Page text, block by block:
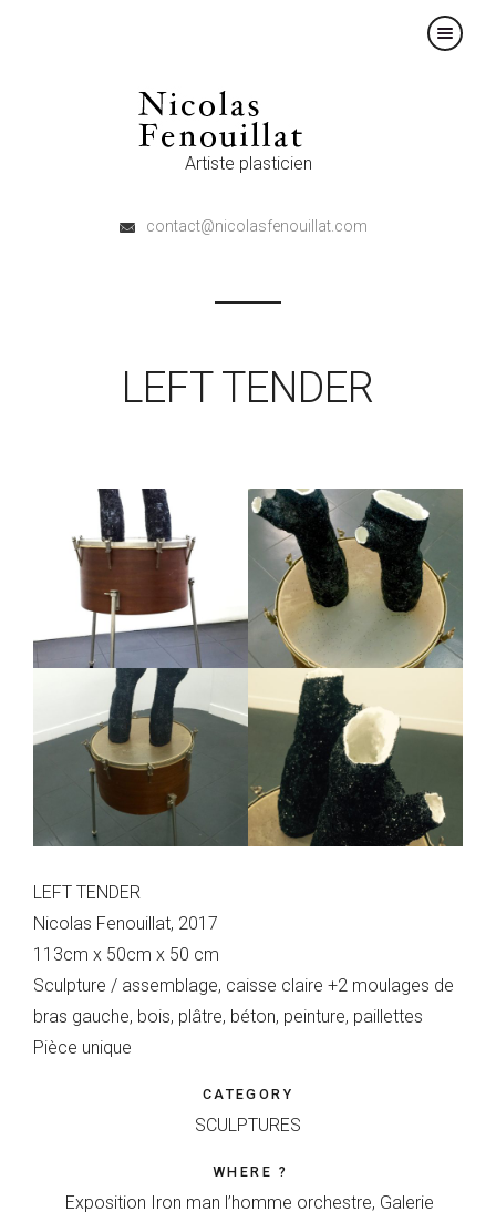
×
Artiste plasticien
contact@nicolasfenouillat.com
LEFT TENDER
LEFT TENDER
Nicolas Fenouillat, 2017
113cm x 50cm x 50 cm
Sculpture / assemblage, caisse claire +2 moulages de
bras gauche, bois, plâtre, béton, peinture, paillettes
Pièce unique
CATEGORY
SCULPTURES
WHERE ?
Exposition Iron man l’homme orchestre, Galerie